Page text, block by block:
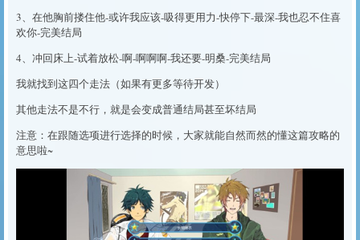
3、在他胸前搂住他-或许我应该-吸得更用力-快停下-最深-我也忍不住喜
欢你-完美结局
4、冲回床上-试着放松-啊-啊啊啊-我还要-明桑-完美结局
我就找到这四个走法（如果有更多等待开发）
其他走法不是不行，就是会变成普通结局甚至坏结局
注意：在跟随选项进行选择的时候，大家就能自然而然的懂这篇攻略的
意思啦~